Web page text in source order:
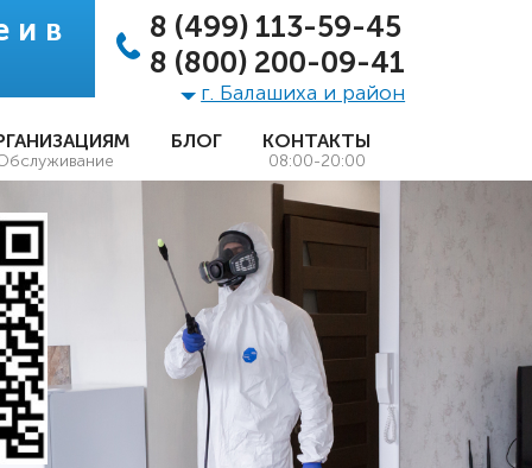
и в
8 (499) 113-59-45
8 (800) 200-09-41
г. Балашиха и район
БЛОГ КОНТАКТЫ
08:00-20:00